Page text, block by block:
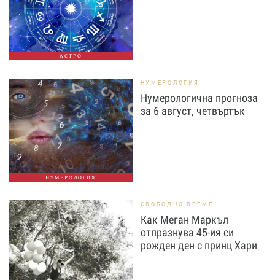
АСТРО
НУМЕРОЛОГИЯ
НУМЕРОЛОГИЯ
Нумерологична прогноза
за 6 август, четвъртък
СВОБОДНО ВРЕМЕ
Как Меган Маркъл
отпразнува 45-ия си
рожден ден с принц Хари